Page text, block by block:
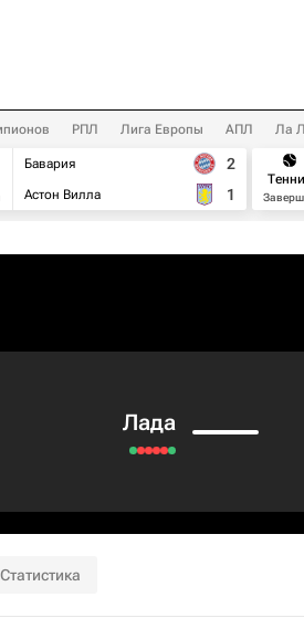
РПЛ Лига Европы АПЛ Ла
Бавария
Астон Вилла
2
1
Лада
Статистика